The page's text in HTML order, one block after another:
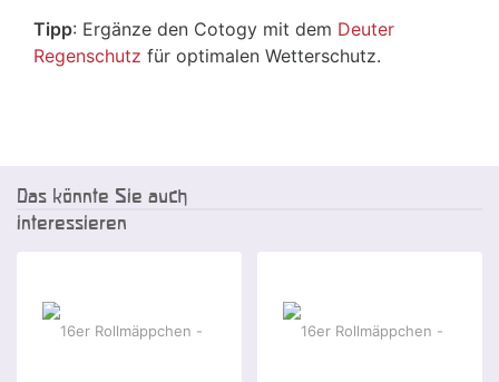
Tipp: Ergänze den Cotogy mit dem Deuter
Regenschutz für optimalen Wetterschutz.
Das könnte Sie auch
interessieren